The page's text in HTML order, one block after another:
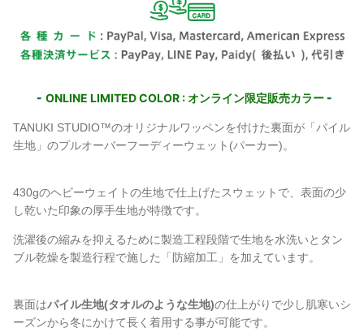
- ONLINE LIMITED COLOR : オンライン限定販売カラー-
TANUKI STUDIO™️のオリジナルワッペンを付けた裏面が「パイル
生地」のプルオーバーフーディーウェット(パーカー)。
430gのヘビーウェイトの生地で仕上げたスウェットで、表面の少
し乾いた印象の厚手生地が特徴です。
洗濯後の縮みを抑えるために製造工程段階で生地を水洗いとタン
ブル乾燥を製造行程で施した「 防縮加工」を加えています。
裏面はパイル生地(タオルのような生地)の仕上がりで少し肌寒いシ
ーズンから冬にかけて長く着用する事が可能です。